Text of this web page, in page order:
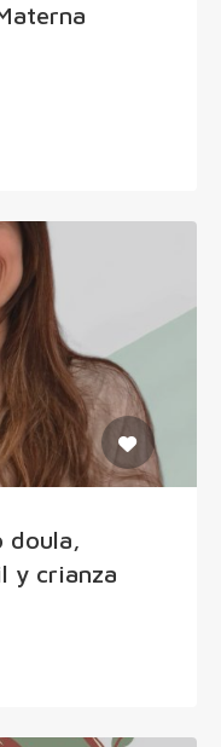
doula,
y crianza